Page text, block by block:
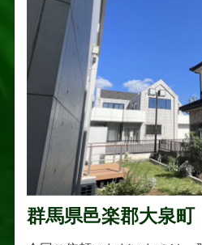
群馬県邑楽郡大泉